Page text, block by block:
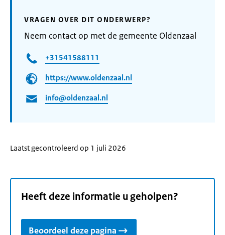
VRAGEN OVER DIT ONDERWERP?
Neem contact op met de gemeente Oldenzaal
+31541588111
https://www.oldenzaal.nl
info@oldenzaal.nl
Laatst gecontroleerd op 1 juli 2026
Heeft deze informatie u geholpen?
Beoordeel deze pagina